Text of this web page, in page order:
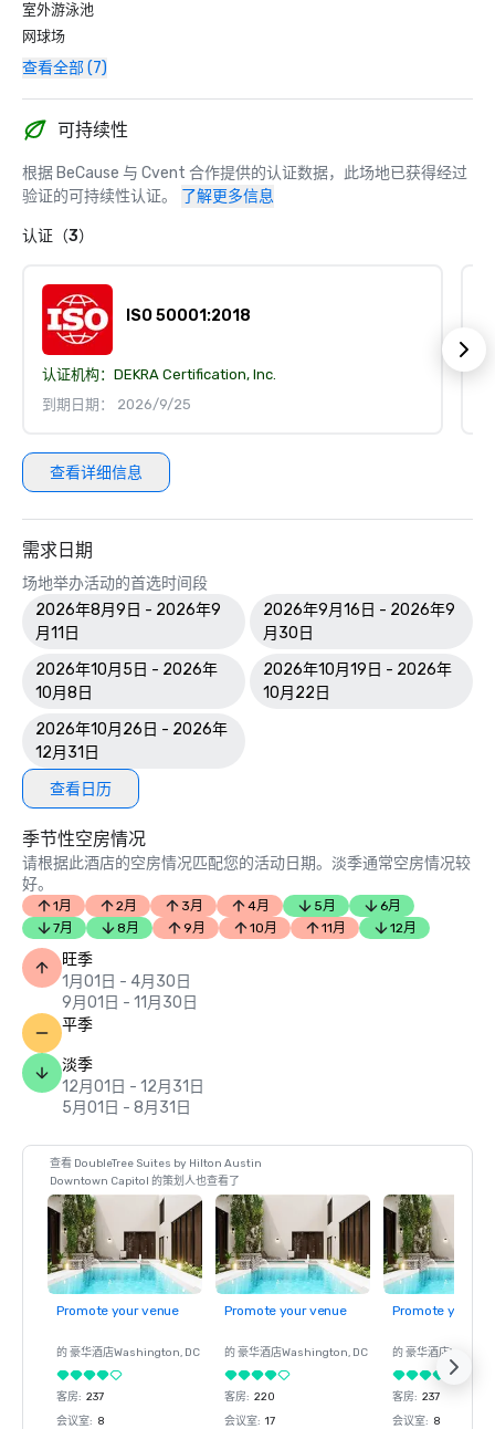
室外游泳池
网球场
查看全部 (7)
可持续性
根据 BeCause 与 Cvent 合作提供的认证数据，此场地已获得经过
验证的可持续性认证。
了解更多信息
认证（3）
ISO 50001:2018
认证机构： DEKRA Certification, Inc.
到期日期： 2026/9/25
查看详细信息
需求日期
场地举办活动的首选时间段
2026年8月9日 - 2026年9
月11日
2026年9月16日 - 2026年9
月30日
2026年10月5日 - 2026年
10月8日
2026年10月19日 - 2026年
10月22日
2026年10月26日 - 2026年
12月31日
查看日历
季节性空房情况
请根据此酒店的空房情况匹配您的活动日期。淡季通常空房情况较
好。
1月 2月 3月 4月 5月
6月
7月
8月 9月 10月 11月 12月
旺季
1月01日 - 4月30日
9月01日 - 11月30日
平季
淡季
12月01日 - 12月31日
5月01日 - 8月31日
查看 DoubleTree Suites by Hilton Austin
Downtown Capitol 的策划人也查看了
Promote your venue
的 豪华酒店Washington, DC
客房: 237
会议室: 8
Promote your venue
的 豪华酒店Washington, DC
客房: 220
会议室: 17
Promote your
的 豪华酒店
客房: 237
会议室: 8